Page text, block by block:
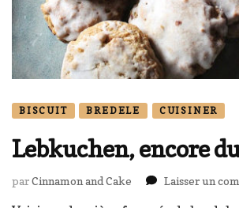
BISCUIT BREDELE CUISINER
Lebkuchen, encore
parCinnamon and Cake Laisser un